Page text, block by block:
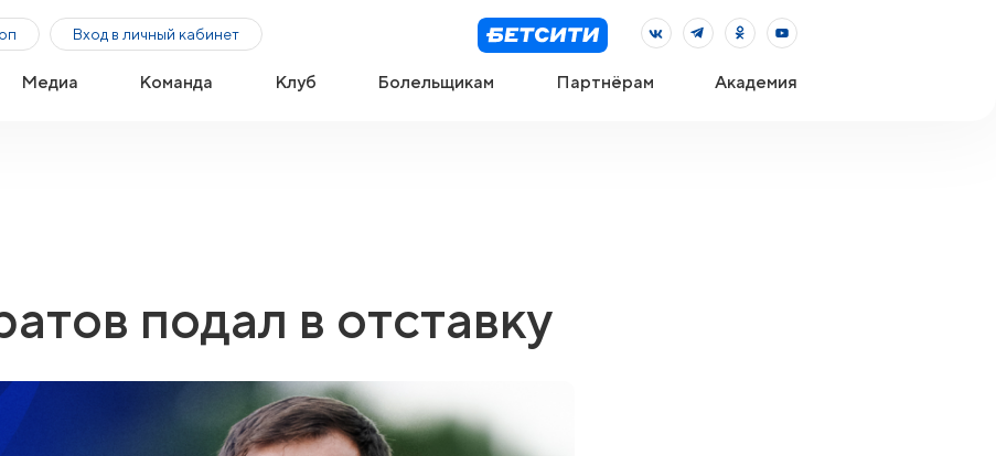
Вход в личный кабинет
Медиа Команда Клуб Болельщикам Партнёрам Академия
подал в отставку